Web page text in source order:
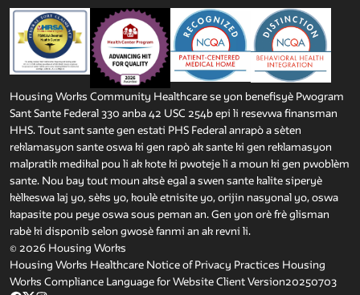
Housing Works Community Healthcare se yon benefisyè Pwogram
Sant Sante Federal 330 anba 42 USC 254b epi li resevwa finansman
HHS. Tout sant sante gen estati PHS Federal anrapò a sèten
reklamasyon sante oswa ki gen rapò ak sante ki gen reklamasyon
malpratik medikal pou li ak kote ki pwoteje li a moun ki gen pwoblèm
sante. Nou bay tout moun aksè egal a swen sante kalite siperyè
kèlkeswa laj yo, sèks yo, koulè etnisite yo, orijin nasyonal yo, oswa
kapasite pou peye oswa sous peman an. Gen yon orè frè glisman
rabè ki disponib selon gwosè fanmi an ak revni li.
© 2026 Housing Works
Housing Works Healthcare Notice of Privacy Practices Housing
Works Compliance Language for Website Client Version20250703